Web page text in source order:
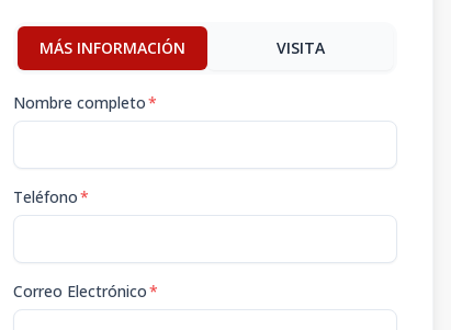
MÁS INFORMACIÓN VISITA
Nombre completo*
Teléfono*
Correo Electrónico*